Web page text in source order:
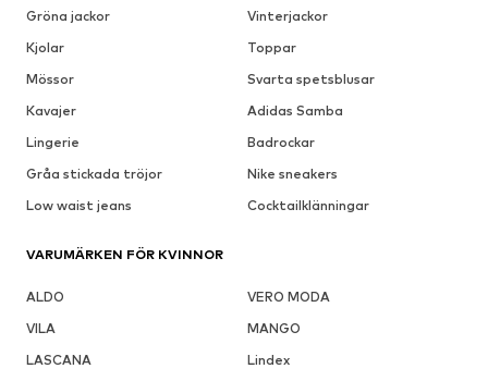
Gröna jackor
Vinterjackor
Kjolar
Toppar
Mössor
Svarta spetsblusar
Kavajer
Adidas Samba
Lingerie
Badrockar
Gråa stickada tröjor
Nike sneakers
Low waist jeans
Cocktailklänningar
VARUMÄRKEN FÖR KVINNOR
ALDO
VERO MODA
VILA
MANGO
LASCANA
Lindex